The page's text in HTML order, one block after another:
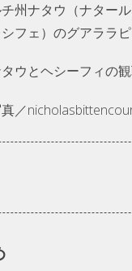
州ナタウ（ナター
フェ）のグアララ
ウとヘシーフィの
／